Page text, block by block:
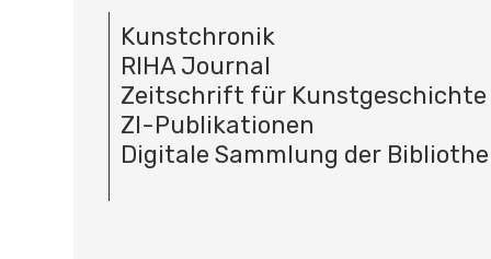
Kunstchronik
RIHA Journal
Zeitschrift für Kunstgeschichte
ZI-Publikationen
Digitale Sammlung der